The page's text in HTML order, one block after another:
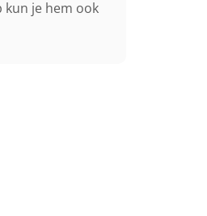
kun je hem ook